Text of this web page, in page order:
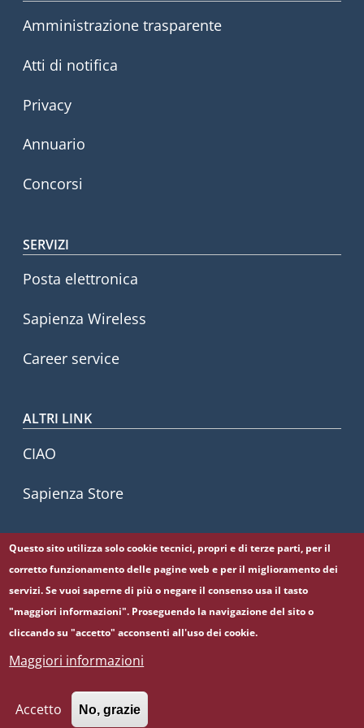
Amministrazione trasparente
Atti di notifica
Privacy
Annuario
Concorsi
SERVIZI
Posta elettronica
Sapienza Wireless
Career service
ALTRI LINK
CIAO
Sapienza Store
Seguici su
FacebookInstagram
LinkedinTiktok
© Sapienza Università di Roma - Piazzale Aldo Moro 5,
02133771002
Questo sito utilizza solo cookie tecnici, propri e di terze parti, per il
corretto funzionamento delle pagine web e per il miglioramento dei
servizi. Se vuoi saperne di più o negare il consenso usa il tasto
"maggiori informazioni". Proseguendo la navigazione del sito o
cliccando su "accetto" acconsenti all'uso dei cookie.
Maggiori informazioni
Accetto No, grazie